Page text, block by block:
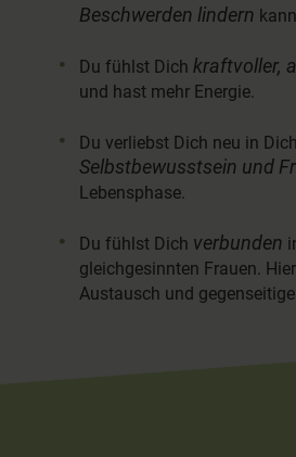
Beschwerden lindern
Du fühlst Dich kraftvoller,
und hast mehr Energie.
Du verliebst Dich neu in
Selbstbewusstsein und
Lebensphase.
Du fühlst Dich verbunden
gleichgesinnten Frauen.
Austausch und